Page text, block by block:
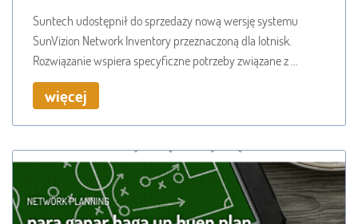
Suntech udostępnił do sprzedaży nową wersję systemu
SunVizion Network Inventory przeznaczoną dla lotnisk.
Rozwiązanie wspiera specyficzne potrzeby związane z ...
więcej